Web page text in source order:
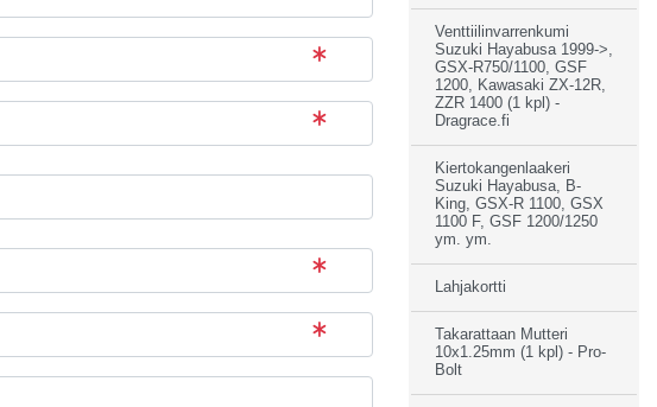
Venttiilinvarrenkumi
Suzuki Hayabusa 1999->,
GSX-R750/1100, GSF
1200, Kawasaki ZX-12R,
ZZR 1400 (1 kpl) -
Dragrace.fi
Kiertokangenlaakeri
Suzuki Hayabusa, B-
King, GSX-R 1100, GSX
1100 F, GSF 1200/1250
ym. ym.
Lahjakortti
Takarattaan Mutteri
10x1.25mm (1 kpl) - Pro-
Bolt